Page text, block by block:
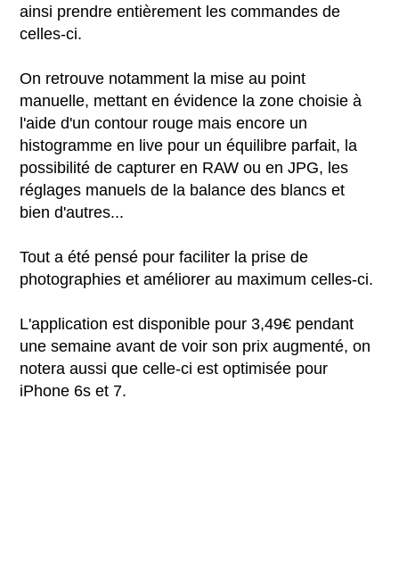
ainsi prendre entièrement les commandes de
celles-ci.
On retrouve notamment la mise au point
manuelle, mettant en évidence la zone choisie à
l'aide d'un contour rouge mais encore un
histogramme en live pour un équilibre parfait, la
possibilité de capturer en RAW ou en JPG, les
réglages manuels de la balance des blancs et
bien d'autres...
Tout a été pensé pour faciliter la prise de
photographies et améliorer au maximum celles-ci.
L'application est disponible pour 3,49€ pendant
une semaine avant de voir son prix augmenté, on
notera aussi que celle-ci est optimisée pour
iPhone 6s et 7.